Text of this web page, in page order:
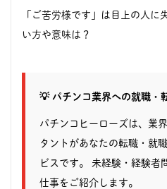
「ご苦労様です」は目上の人に
い方や意味は？
💡 パチンコ業界への就職・
パチンコヒーローズは、業
タントがあなたの転職・就
ビスです。 未経験・経験者
仕事をご紹介します。